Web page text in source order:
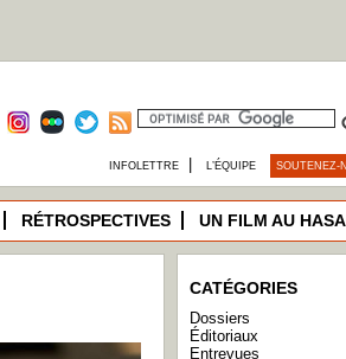
INFOLETTRE L’ÉQUIPE SOUTENEZ-
RÉTROSPECTIVES UN FILM AU
CATÉGORIES
Dossiers
Éditoriaux
Entrevues